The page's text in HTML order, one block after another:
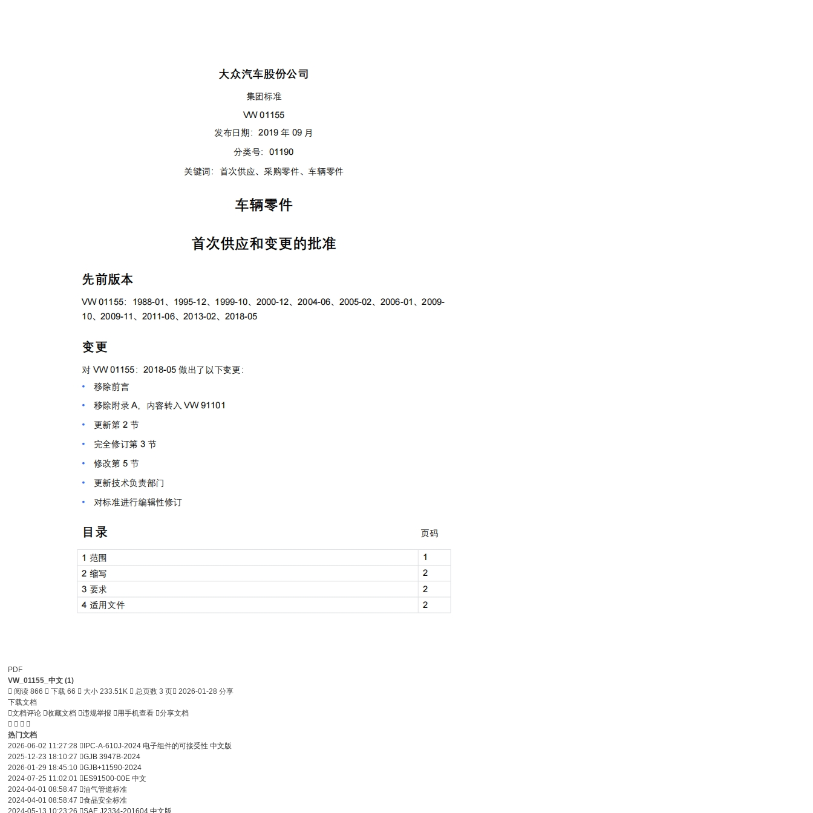
PDF
VW_01155_中文 (1)
 阅读 866  下载 66  大小 233.51K  总页数 3 页 2026-01-28 分享
下载文档
文档评论 收藏文档 违规举报 用手机查看 分享文档
   
热门文档
2026-06-02 11:27:28  IPC-A-610J-2024 电子组件的可接受性 中文版
2025-12-23 18:10:27 GJB 3947B-2024
2026-01-29 18:45:10 GJB+11590-2024
2024-07-25 11:02:01  ES91500-00E 中文
2024-04-01 08:58:47 油气管道标准
2024-04-01 08:58:47 食品安全标准
2024-05-13 10:23:26 SAE J2334-201604 中文版